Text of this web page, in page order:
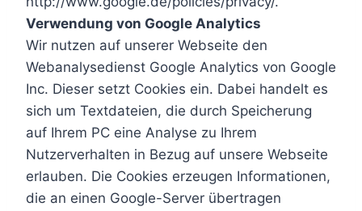
Verwendung von Google Analytics
Wir nutzen auf unserer Webseite den
Webanalysedienst Google Analytics von Google
Inc. Dieser setzt Cookies ein. Dabei handelt es
sich um Textdateien, die durch Speicherung
auf Ihrem PC eine Analyse zu Ihrem
Nutzerverhalten in Bezug auf unsere Webseite
erlauben. Die Cookies erzeugen Informationen,
die an einen Google-Server übertragen